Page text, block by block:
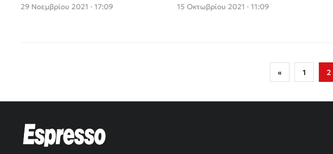
29 Νοεμβρίου 2021 · 17:09 15 Οκτωβρίου 2021 · 11:09
« 1 2